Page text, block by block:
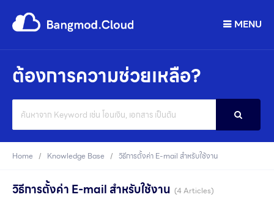
MENU
ต้องการความช่วยเหลือ?
For
Home Knowledge Base วิธีการตั้งค่า E-mail สำหรับใช้งาน
วิธีการตั้งค่า E-mail สำหรับใช้งาน 4 Articles